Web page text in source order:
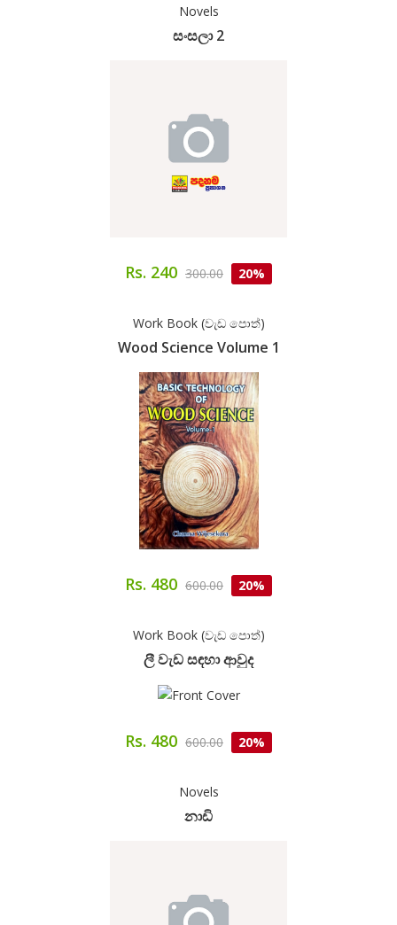
Novels
සංසලා 2
Rs. 240 300.00 20%
Work Book (වැඩ පොත්)
Wood Science Volume 1
Rs. 480 600.00 20%
Work Book (වැඩ පොත්)
ලී වැඩ සඳහා ආවුද
Rs. 480 600.00 20%
Novels
නාඩි